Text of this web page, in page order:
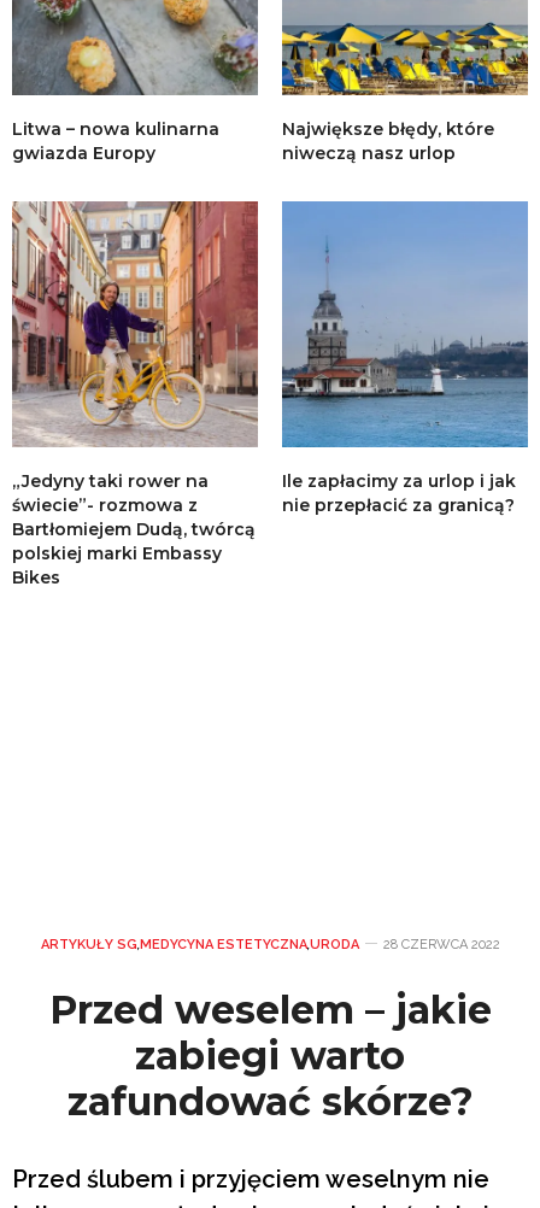
Litwa – nowa kulinarna
gwiazda Europy
Największe błędy, które
niweczą nasz urlop
„Jedyny taki rower na
świecie”- rozmowa z
Bartłomiejem Dudą, twórcą
polskiej marki Embassy
Bikes
Ile zapłacimy za urlop i jak
nie przepłacić za granicą?
ARTYKUŁY SG,MEDYCYNA ESTETYCZNA,URODA 28 CZERWCA 2022
Przed weselem – jakie
zabiegi warto
zafundować skórze?
Przed ślubem i przyjęciem weselnym nie